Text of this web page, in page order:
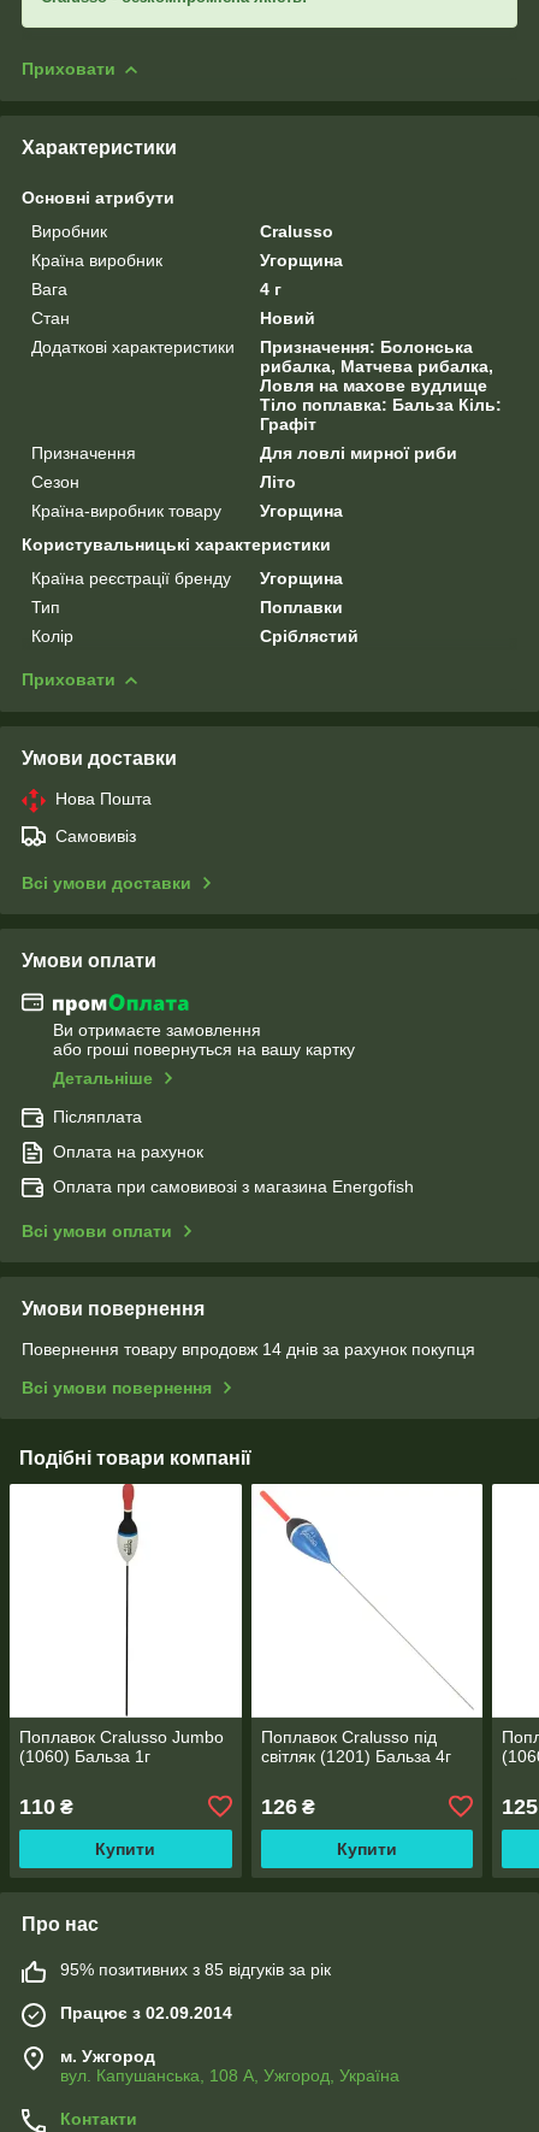
Приховати
Характеристики
Основні атрибути
Виробник
Cralusso
Країна виробник
Угорщина
Вага
4 г
Стан
Новий
Додаткові характеристики
Призначення: Болонська
рибалка, Матчева рибалка,
Ловля на махове вудлище
Тіло поплавка: Бальза Кіль:
Графіт
Призначення
Для ловлі мирної риби
Сезон
Літо
Країна-виробник товару
Угорщина
Користувальницькі характеристики
Країна реєстрації бренду
Угорщина
Тип
Поплавки
Колір
Сріблястий
Приховати
Умови доставки
Нова Пошта
Самовивіз
Всі умови доставки
Умови оплати
Ви отримаєте замовлення
або гроші повернуться на вашу картку
Детальніше
Післяплата
Оплата на рахунок
Оплата при самовивозі з магазина Energofish
Всі умови оплати
Умови повернення
Повернення товару впродовж 14 днів за рахунок покупця
Всі умови повернення
Подібні товари компанії
Поплавок Cralusso Jumbo
(1060) Бальза 1г
110 ₴
Купити
Поплавок Cralusso під
світляк (1201) Бальза 4г
126₴
Купити
125
Про нас
95% позитивних з 85 відгуків за рік
Працює з 02.09.2014
м. Ужгород
вул. Капушанська, 108 А, Ужгород, Україна
Контакти